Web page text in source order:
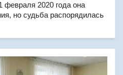
февраля 2020 года она
но судьба распорядилась